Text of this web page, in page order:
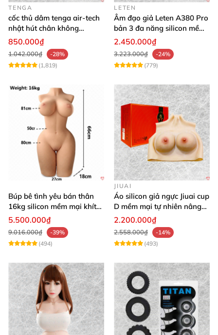
TENGA
cốc thủ dâm tenga air-tech
nhật hút chân không
silicone cao cấp nam
850.000₫
1.042.000₫
-28%
(1,819)
LETEN
Âm đạo giả Leten A380 Pro
bản 3 đa năng silicon mềm
mại
2.450.000₫
3.223.000₫
-24%
(779)
Búp bê tình yêu bán thân
16kg silicon mềm mại khít
hồng
5.500.000₫
9.016.000₫
-39%
(494)
JIUAI
Áo silicon giả ngực Jiuai cup
D mềm mại tự nhiên nâng
ngực
2.200.000₫
2.558.000₫
-14%
(493)